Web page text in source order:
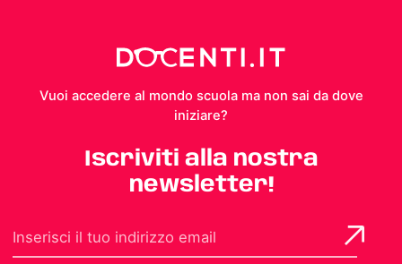
Vuoi accedere al mondo scuola ma non sai da dove
iniziare?
Iscriviti alla nostra
newsletter!